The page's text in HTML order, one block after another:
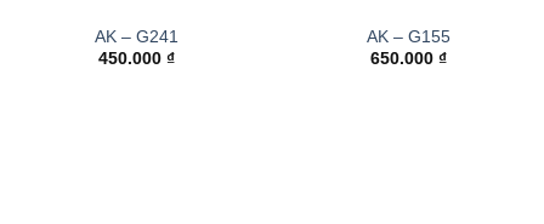
AK – G241
450.000 ₫
AK – G155
650.000 ₫